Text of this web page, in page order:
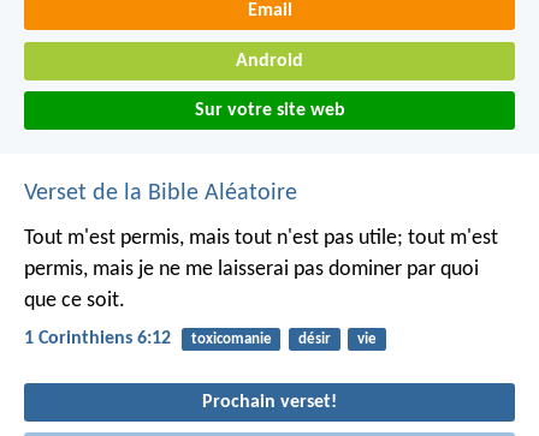
Email
Android
Sur votre site web
Verset de la Bible Aléatoire
Tout m'est permis, mais tout n'est pas utile; tout m'est
permis, mais je ne me laisserai pas dominer par quoi
que ce soit.
1 Corinthiens 6:12 toxicomanie désir vie
Prochain verset!